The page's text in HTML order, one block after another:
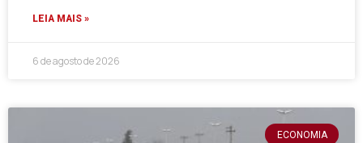
LEIA MAIS »
6 de agosto de 2026
ECONOMIA